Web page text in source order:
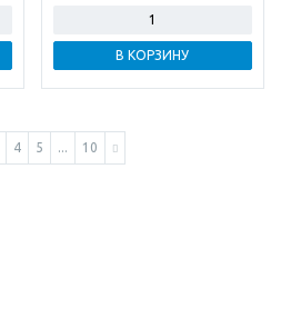
В КОРЗИНУ
4 5 ... 10